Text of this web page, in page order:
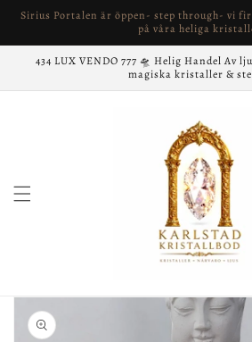
vidare
innehåll
Sirius Portalen är öppen- step through- vi
på våra heliga
434 LUX VENDO 777 🛸 Helig Handel Av
magiska kristaller &